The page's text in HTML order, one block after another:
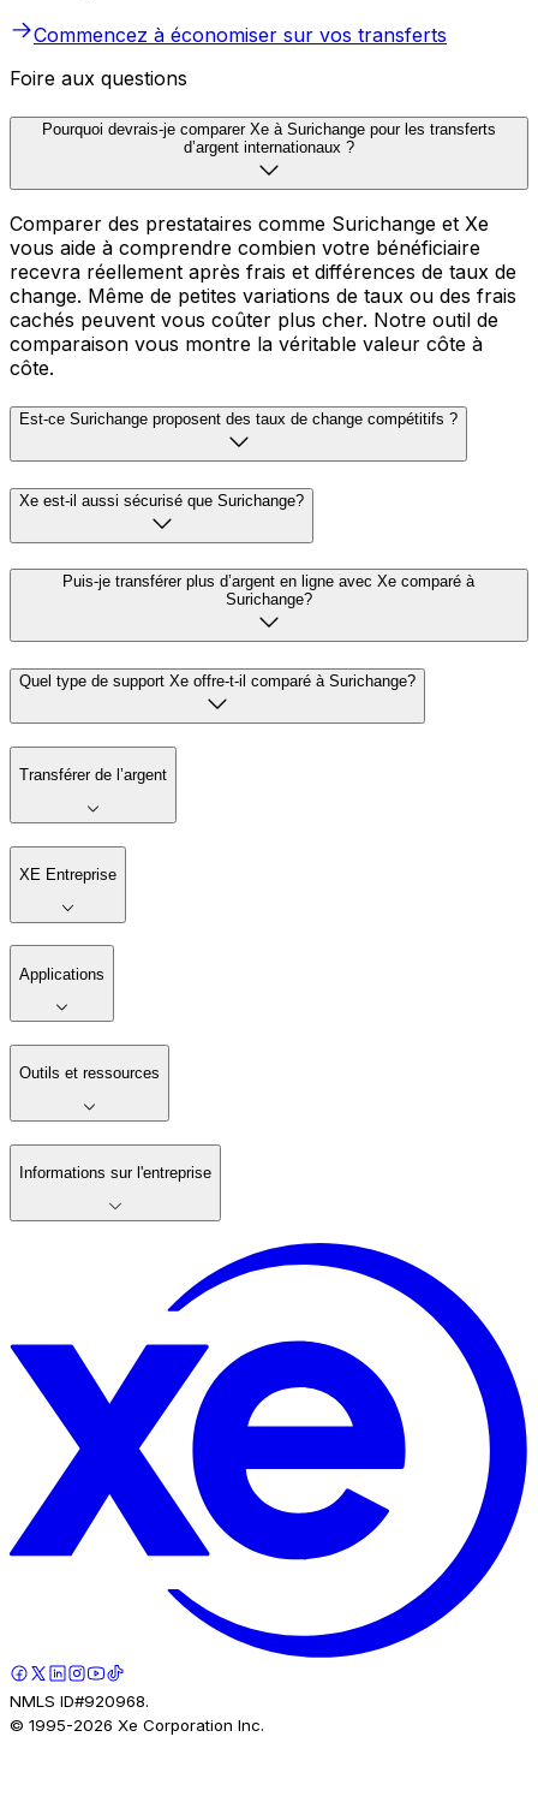
Commencez à économiser sur vos transferts
Foire aux questions
Pourquoi devrais-je comparer Xe à Surichange pour les transferts
d’argent internationaux ?
Comparer des prestataires comme Surichange et Xe
vous aide à comprendre combien votre bénéficiaire
recevra réellement après frais et différences de taux de
change. Même de petites variations de taux ou des frais
cachés peuvent vous coûter plus cher. Notre outil de
comparaison vous montre la véritable valeur côte à
côte.
Est-ce Surichange proposent des taux de change compétitifs ?
Xe est-il aussi sécurisé que Surichange?
Puis-je transférer plus d’argent en ligne avec Xe comparé à
Surichange?
Quel type de support Xe offre-t-il comparé à Surichange?
Transférer de l’argent
XE Entreprise
Applications
Outils et ressources
Informations sur l'entreprise
NMLS ID#920968.
© 1995-2026 Xe Corporation Inc.